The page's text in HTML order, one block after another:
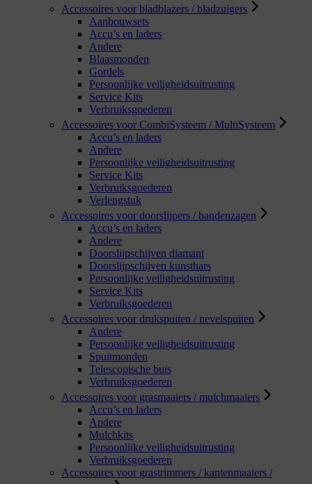
Accessoires voor bladblazers / bladzuigers
Aanbouwsets
Accu’s en laders
Andere
Blaasmonden
Gordels
Persoonlijke veiligheidsuitrusting
Service Kits
Verbruiksgoederen
Accessoires voor CombiSysteem / MultiSysteem
Accu’s en laders
Andere
Persoonlijke veiligheidsuitrusting
Service Kits
Verbruiksgoederen
Verlengstuk
Accessoires voor doorslijpers / bandenzagen
Accu’s en laders
Andere
Doorslijpschijven diamant
Doorslijpschijven kunsthars
Persoonlijke veiligheidsuitrusting
Service Kits
Verbruiksgoederen
Accessoires voor drukspuiten / nevelspuiten
Andere
Persoonlijke veiligheidsuitrusting
Spuitmonden
Telescopische buis
Verbruiksgoederen
Accessoires voor grasmaaiers / mulchmaaiers
Accu’s en laders
Andere
Mulchkits
Persoonlijke veiligheidsuitrusting
Verbruiksgoederen
Accessoires voor grastrimmers / kantenmaaiers /